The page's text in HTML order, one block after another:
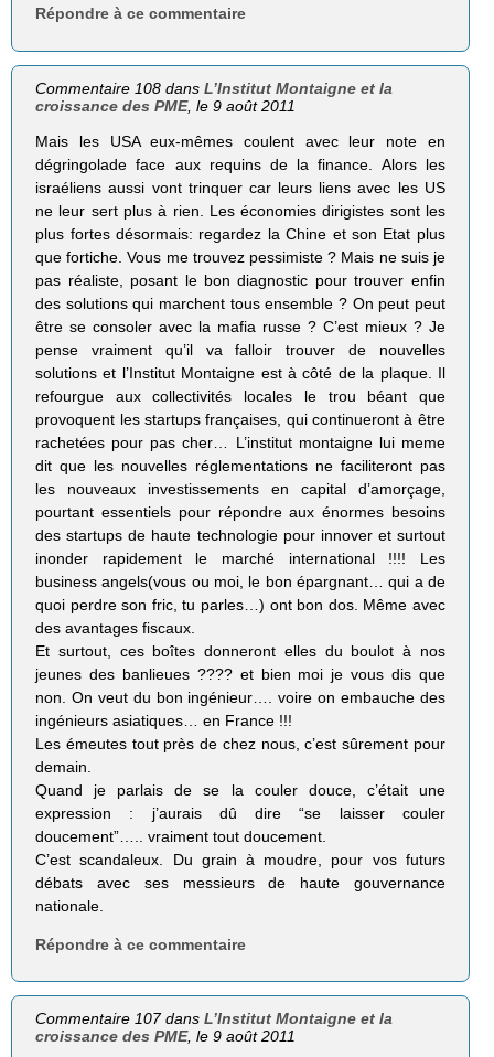
Répondre à ce commentaire
Commentaire 108 dansL’Institut Montaigne et la
croissance des PME, le 9 août 2011
Mais les USA eux-mêmes coulent avec leur note en
dégringolade face aux requins de la finance. Alors les
israéliens aussi vont trinquer car leurs liens avec les US
ne leur sert plus à rien. Les économies dirigistes sont les
plus fortes désormais: regardez la Chine et son Etat plus
que fortiche. Vous me trouvez pessimiste ? Mais ne suis je
pas réaliste, posant le bon diagnostic pour trouver enfin
des solutions qui marchent tous ensemble ? On peut peut
être se consoler avec la mafia russe ? C’est mieux ? Je
pense vraiment qu’il va falloir trouver de nouvelles
solutions et l’Institut Montaigne est à côté de la plaque. Il
refourgue aux collectivités locales le trou béant que
provoquent les startups françaises, qui continueront à être
rachetées pour pas cher… L’institut montaigne lui meme
dit que les nouvelles réglementations ne faciliteront pas
les nouveaux investissements en capital d’amorçage,
pourtant essentiels pour répondre aux énormes besoins
des startups de haute technologie pour innover et surtout
inonder rapidement le marché international !!!! Les
business angels(vous ou moi, le bon épargnant… qui a de
quoi perdre son fric, tu parles…) ont bon dos. Même avec
des avantages fiscaux.
Et surtout, ces boîtes donneront elles du boulot à nos
jeunes des banlieues ???? et bien moi je vous dis que
non. On veut du bon ingénieur…. voire on embauche des
ingénieurs asiatiques… en France !!!
Les émeutes tout près de chez nous, c’est sûrement pour
demain.
Quand je parlais de se la couler douce, c’était une
expression : j’aurais dû dire “se laisser couler
doucement”….. vraiment tout doucement.
C’est scandaleux. Du grain à moudre, pour vos futurs
débats avec ses messieurs de haute gouvernance
nationale.
Répondre à ce commentaire
Commentaire 107 dansL’Institut Montaigne et la
croissance des PME, le 9 août 2011